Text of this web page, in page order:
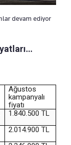
devam ediyor
Ağustos
kampanyalı
fiyatı
1.840.500 TL
2.014.900 TL